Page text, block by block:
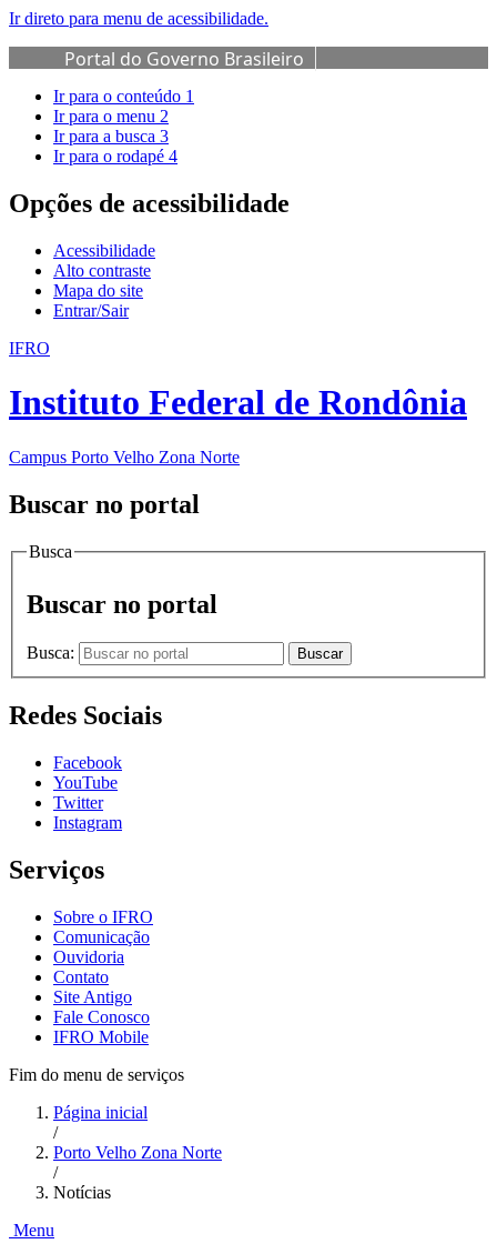
Ir direto para menu de acessibilidade.
Portal do Governo Brasileiro
Ir para o conteúdo 1
Ir para o menu 2
Ir para a busca 3
Ir para o rodapé 4
Opções de acessibilidade
Acessibilidade
Alto contraste
Mapa do site
Entrar/Sair
IFRO
Instituto Federal de Rondônia
Campus Porto Velho Zona Norte
Buscar no portal
Busca
Buscar no portal
Busca: Buscar
Redes Sociais
Facebook
YouTube
Twitter
Instagram
Serviços
Sobre o IFRO
Comunicação
Ouvidoria
Contato
Site Antigo
Fale Conosco
IFRO Mobile
Fim do menu de serviços
Página inicial
/
Porto Velho Zona Norte
/
Notícias
Menu